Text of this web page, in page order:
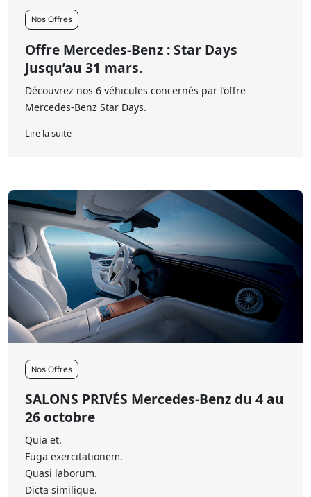
Nos Offres
Offre Mercedes-Benz : Star Days
Jusqu’au 31 mars.
Découvrez nos 6 véhicules concernés par l’offre
Mercedes-Benz Star Days.
Lire la suite
Nos Offres
SALONS PRIVÉS Mercedes-Benz du 4 au
26 octobre
Quia et.
Fuga exercitationem.
Quasi laborum.
Dicta similique.